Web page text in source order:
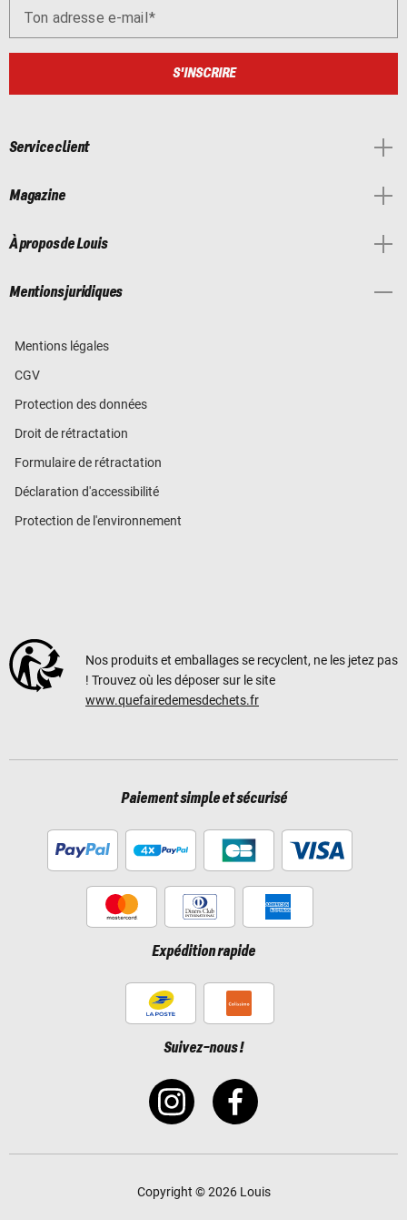
Ton adresse e-mail
S'INSCRIRE
Service client
Magazine
À propos de Louis
Mentions juridiques
Mentions légales
CGV
Protection des données
Droit de rétractation
Formulaire de rétractation
Déclaration d'accessibilité
Protection de l'environnement
Nos produits et emballages se recyclent, ne les jetez pas
! Trouvez où les déposer sur le site
www.quefairedemesdechets.fr
Paiement simple et sécurisé
Expédition rapide
Suivez-nous !
Copyright © 2026 Louis